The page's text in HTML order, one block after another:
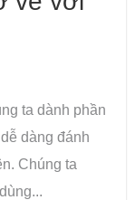
ta dành phần
dàng đánh
Chúng ta